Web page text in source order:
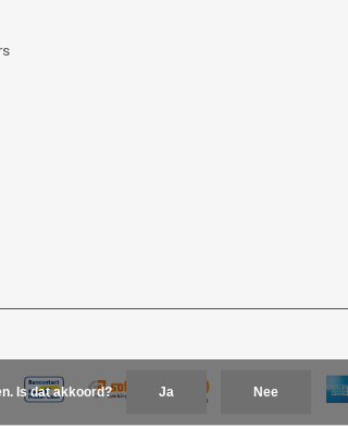
Is dat akkoord? Ja Nee